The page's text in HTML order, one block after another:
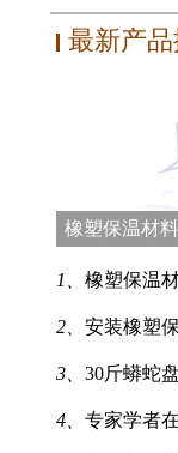
最新产
橡塑保温材
1、 橡塑保温材料
2、 安装橡塑
3、 30斤蟒蛇盘踞
4、 专家学者在琼